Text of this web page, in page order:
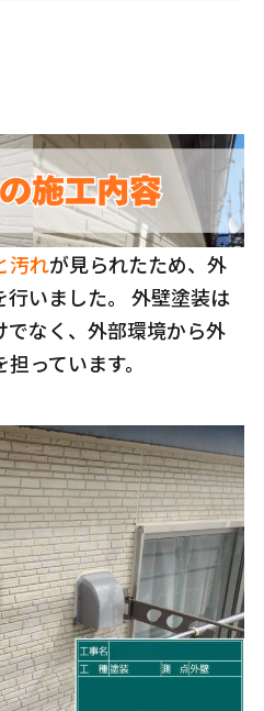
汚れが見られたため、外
いました。 外壁塗装は
なく、外部環境から外
っています。